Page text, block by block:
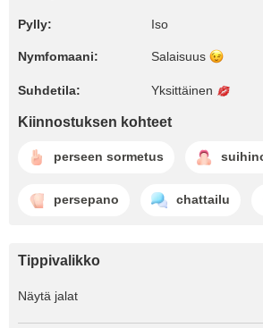
Pylly: Iso
Nymfomaani: Salaisuus
Suhdetila: Yksittäinen
Kiinnostuksen kohteet
perseen sormetus
persepano chattailu
Tippivalikko
Näytä jalat